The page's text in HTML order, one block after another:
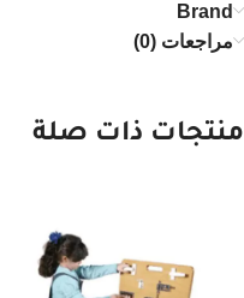
Brand
مراجعات (0)
منتجات ذات صلة